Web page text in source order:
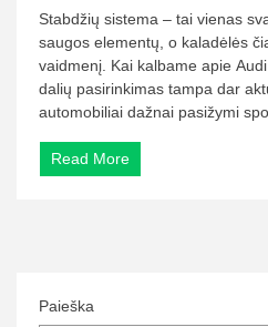
Stabdžių sistema – tai vienas
saugos elementų, o kaladėlės
vaidmenį. Kai kalbame apie
dalių pasirinkimas tampa dar
automobiliai dažnai pasižymi
Read More
Paieška